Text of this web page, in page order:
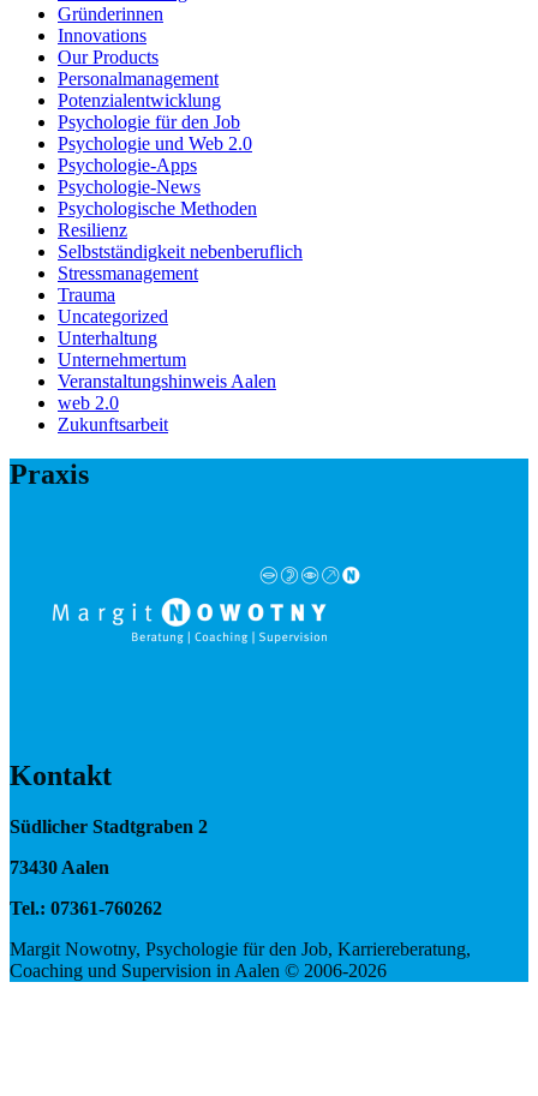
Gründerinnen
Innovations
Our Products
Personalmanagement
Potenzialentwicklung
Psychologie für den Job
Psychologie und Web 2.0
Psychologie-Apps
Psychologie-News
Psychologische Methoden
Resilienz
Selbstständigkeit nebenberuflich
Stressmanagement
Trauma
Uncategorized
Unterhaltung
Unternehmertum
Veranstaltungshinweis Aalen
web 2.0
Zukunftsarbeit
Praxis
Kontakt
Südlicher Stadtgraben 2
73430 Aalen
Tel.: 07361-760262
Margit Nowotny, Psychologie für den Job, Karriereberatung,
Coaching und Supervision in Aalen © 2006-2026